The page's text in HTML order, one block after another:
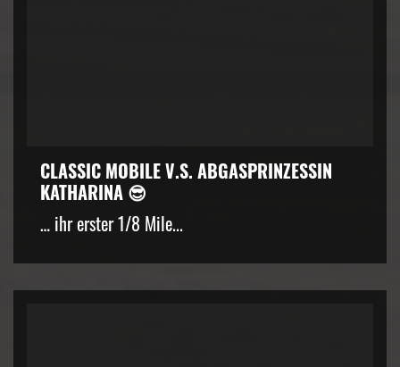
CLASSIC MOBILE V.S. ABGASPRINZESSIN
KATHARINA 😎
… ihr erster 1/8 Mile...